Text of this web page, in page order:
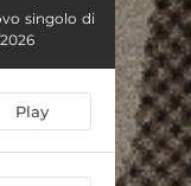
singolo di
Play